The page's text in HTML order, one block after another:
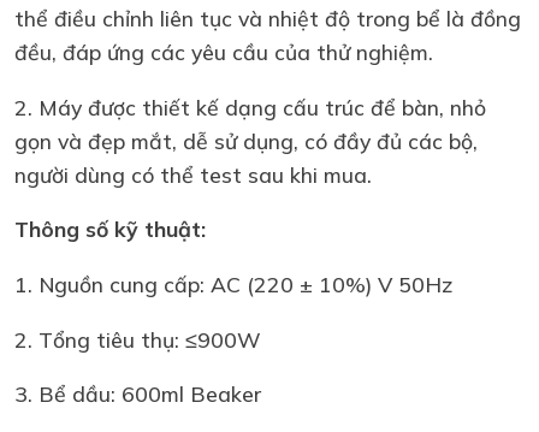
thể điều chỉnh liên tục và nhiệt độ trong bể là đồng
đều, đáp ứng các yêu cầu của thử nghiệm.
2. Máy được thiết kế dạng cấu trúc để bàn, nhỏ
gọn và đẹp mắt, dễ sử dụng, có đầy đủ các bộ,
người dùng có thể test sau khi mua.
Thông số kỹ thuật:
1. Nguồn cung cấp: AC (220 ± 10%) V 50Hz
2. Tổng tiêu thụ: ≤900W
3. Bể dầu: 600ml Beaker